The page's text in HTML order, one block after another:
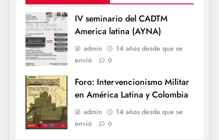
IV seminario del CADTM
America latina (AYNA)
admin
14 años desde que se
envió
0
Foro: Intervencionismo Militar
en América Latina y Colombia
admin
14 años desde que se
envió
0